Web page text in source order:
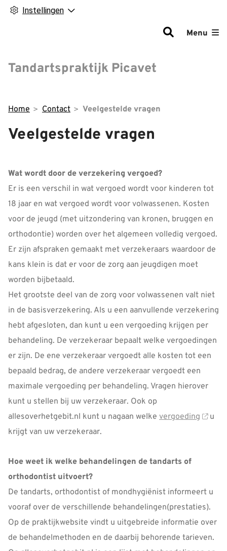
Instellingen
Tandartspraktijk Picavet
Menu
Home Contact Veelgestelde vragen
Veelgestelde vragen
Wat wordt door de verzekering vergoed?
Er is een verschil in wat vergoed wordt voor kinderen tot
18 jaar en wat vergoed wordt voor volwassenen. Kosten
voor de jeugd (met uitzondering van kronen, bruggen en
orthodontie) worden over het algemeen volledig vergoed.
Er zijn afspraken gemaakt met verzekeraars waardoor de
kans klein is dat er voor de zorg aan jeugdigen moet
worden bijbetaald.
Het grootste deel van de zorg voor volwassenen valt niet
in de basisverzekering. Als u een aanvullende verzekering
hebt afgesloten, dan kunt u een vergoeding krijgen per
behandeling. De verzekeraar bepaalt welke vergoedingen
er zijn. De ene verzekeraar vergoedt alle kosten tot een
bepaald bedrag, de andere verzekeraar vergoedt een
maximale vergoeding per behandeling. Vragen hierover
kunt u stellen bij uw verzekeraar. Ook op
allesoverhetgebit.nl kunt u nagaan welke vergoeding
u
krijgt van uw verzekeraar.
Hoe weet ik welke behandelingen de tandarts of
orthodontist uitvoert?
De tandarts, orthodontist of mondhygiënist informeert u
vooraf over de verschillende behandelingen(prestaties).
Op de praktijkwebsite vindt u uitgebreide informatie over
de behandelmethoden en de daarbij behorende tarieven.